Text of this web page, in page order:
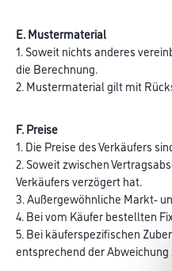
E. Mustermaterial
1. Soweit nichts anderes
die Berechnung.
2. Mustermaterial gilt mit
F. Preise
1. Die Preise des Verkäufers
2. Soweit zwischen
Verkäufers verzögert hat.
3. Außergewöhnliche Markt-
4. Bei vom Käufer bestellten
5. Bei käuferspezifischen
entsprechend der Abweichung